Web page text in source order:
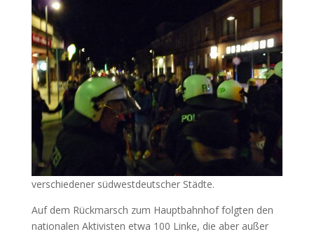
verschiedener südwestdeutscher Städte.
Auf dem Rückmarsch zum Hauptbahnhof folgten den
nationalen Aktivisten etwa 100 Linke, die aber außer